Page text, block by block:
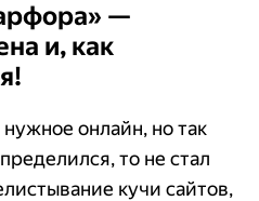
—
и, как
онлайн, но так
то не стал
кучи сайтов,